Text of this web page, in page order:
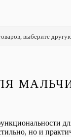
выберите
но и